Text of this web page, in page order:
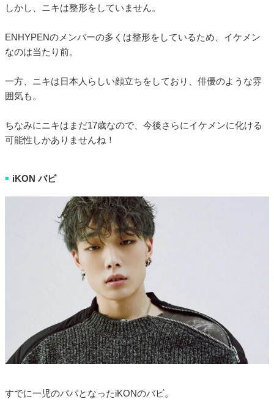
しかし、ニキは整形をしていません。
ENHYPENのメンバーの多くは整形をしているため、イケメン
なのは当たり前。
一方、ニキは日本人らしい顔立ちをしており、俳優のような雰
囲気も。
ちなみにニキはまだ17歳なので、今後さらにイケメンに化ける
可能性しかありませんね！
■ iKON バビ
すでに一児のパパとなったiKONのバビ。